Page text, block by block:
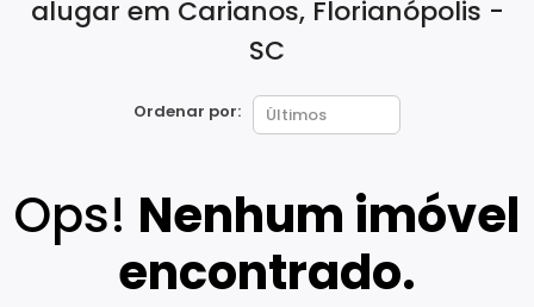
alugar em Carianos, Florianópolis -
SC
Ordenar por:
Ops! Nenhum imóvel
encontrado.